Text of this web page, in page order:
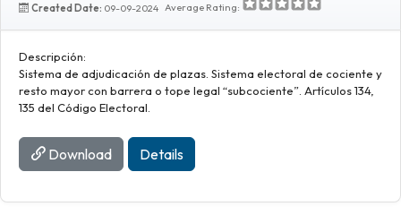
Created Date: 09-09-2024 Average Rating:
Descripción:
Sistema de adjudicación de plazas. Sistema electoral de cociente y
resto mayor con barrera o tope legal “subcociente”. Artículos 134,
135 del Código Electoral.
Download Details